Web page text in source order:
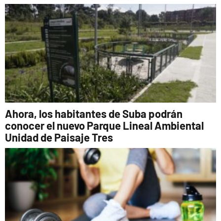
Ahora, los habitantes de Suba podrán
conocer el nuevo Parque Lineal Ambiental
Unidad de Paisaje Tres